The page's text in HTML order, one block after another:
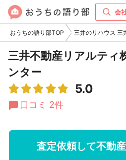
会
おうちの語り部TOP 三井のリハウス 三
三井不動産リアルティ
ンター
5.0
口コミ 2件
査定依頼して不動